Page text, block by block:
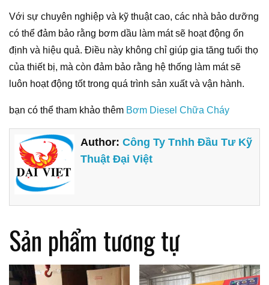
Với sự chuyên nghiệp và kỹ thuật cao, các nhà bảo dưỡng
có thể đảm bảo rằng bơm dầu làm mát sẽ hoạt động ổn
định và hiệu quả. Điều này không chỉ giúp gia tăng tuổi thọ
của thiết bị, mà còn đảm bảo rằng hệ thống làm mát sẽ
luôn hoạt động tốt trong quá trình sản xuất và vận hành.
bạn có thể tham khảo thêm Bơm Diesel Chữa Cháy
Author:Công Ty Tnhh Đầu Tư Kỹ
Thuật Đại Việt
Sản phẩm tương tự